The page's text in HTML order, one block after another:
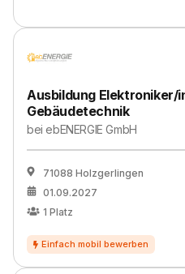
Ausbildung Elektroniker/
Gebäudetechnik
beiebENERGIE GmbH
71088 Holzgerlingen
01.09.2027
1 Platz